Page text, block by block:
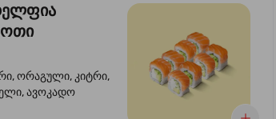
ორაგული, კიტრი,
ავოკადო